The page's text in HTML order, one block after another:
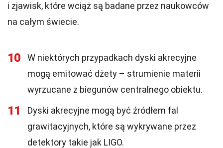
i zjawisk, które wciąż są badane przez naukowców
na całym świecie.
10
W niektórych przypadkach dyski akrecyjne
mogą emitować dżety – strumienie materii
wyrzucane z biegunów centralnego obiektu.
11
Dyski akrecyjne mogą być źródłem fal
grawitacyjnych, które są wykrywane przez
detektory takie jak LIGO.